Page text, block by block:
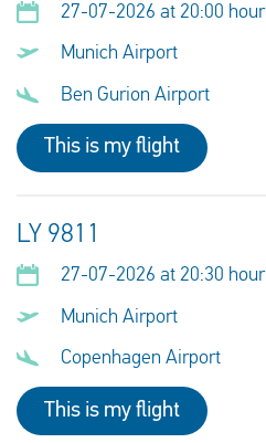
27-07-2026 at 20:00 hour
Munich Airport
Ben Gurion Airport
This is my flight
LY 9811
27-07-2026 at 20:30 hour
Munich Airport
Copenhagen Airport
This is my flight